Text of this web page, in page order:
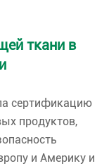
ткани в
сертификацию
продуктов,
и Америку и